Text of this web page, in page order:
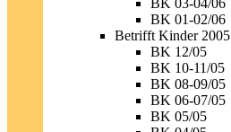
BK 03-04/06
BK 01-02/06
Betrifft Kinder 2005
BK 12/05
BK 10-11/05
BK 08-09/05
BK 06-07/05
BK 05/05